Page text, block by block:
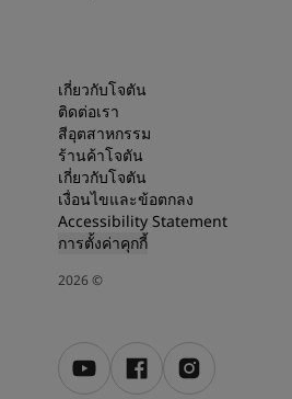
เกี่ยวกับโจตัน
ติดต่อเรา
สีอุตสาหกรรม
ร้านค้าโจตัน
เกี่ยวกับโจตัน
เงื่อนไขและข้อตกลง
Accessibility Statement
การตั้งค่าคุกกี้
2026©